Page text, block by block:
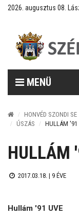
2026. augusztus 08.
MENÜ
HONVÉD SZONDI SE
ÚSZÁS
HULLÁM '91
HULLÁM
2017.03.18. | 9 ÉVE
Hullám '91 UVE